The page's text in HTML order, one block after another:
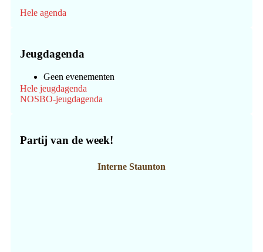
Hele agenda
Jeugdagenda
Geen evenementen
Hele jeugdagenda
NOSBO-jeugdagenda
Partij van de week!
Interne Staunton